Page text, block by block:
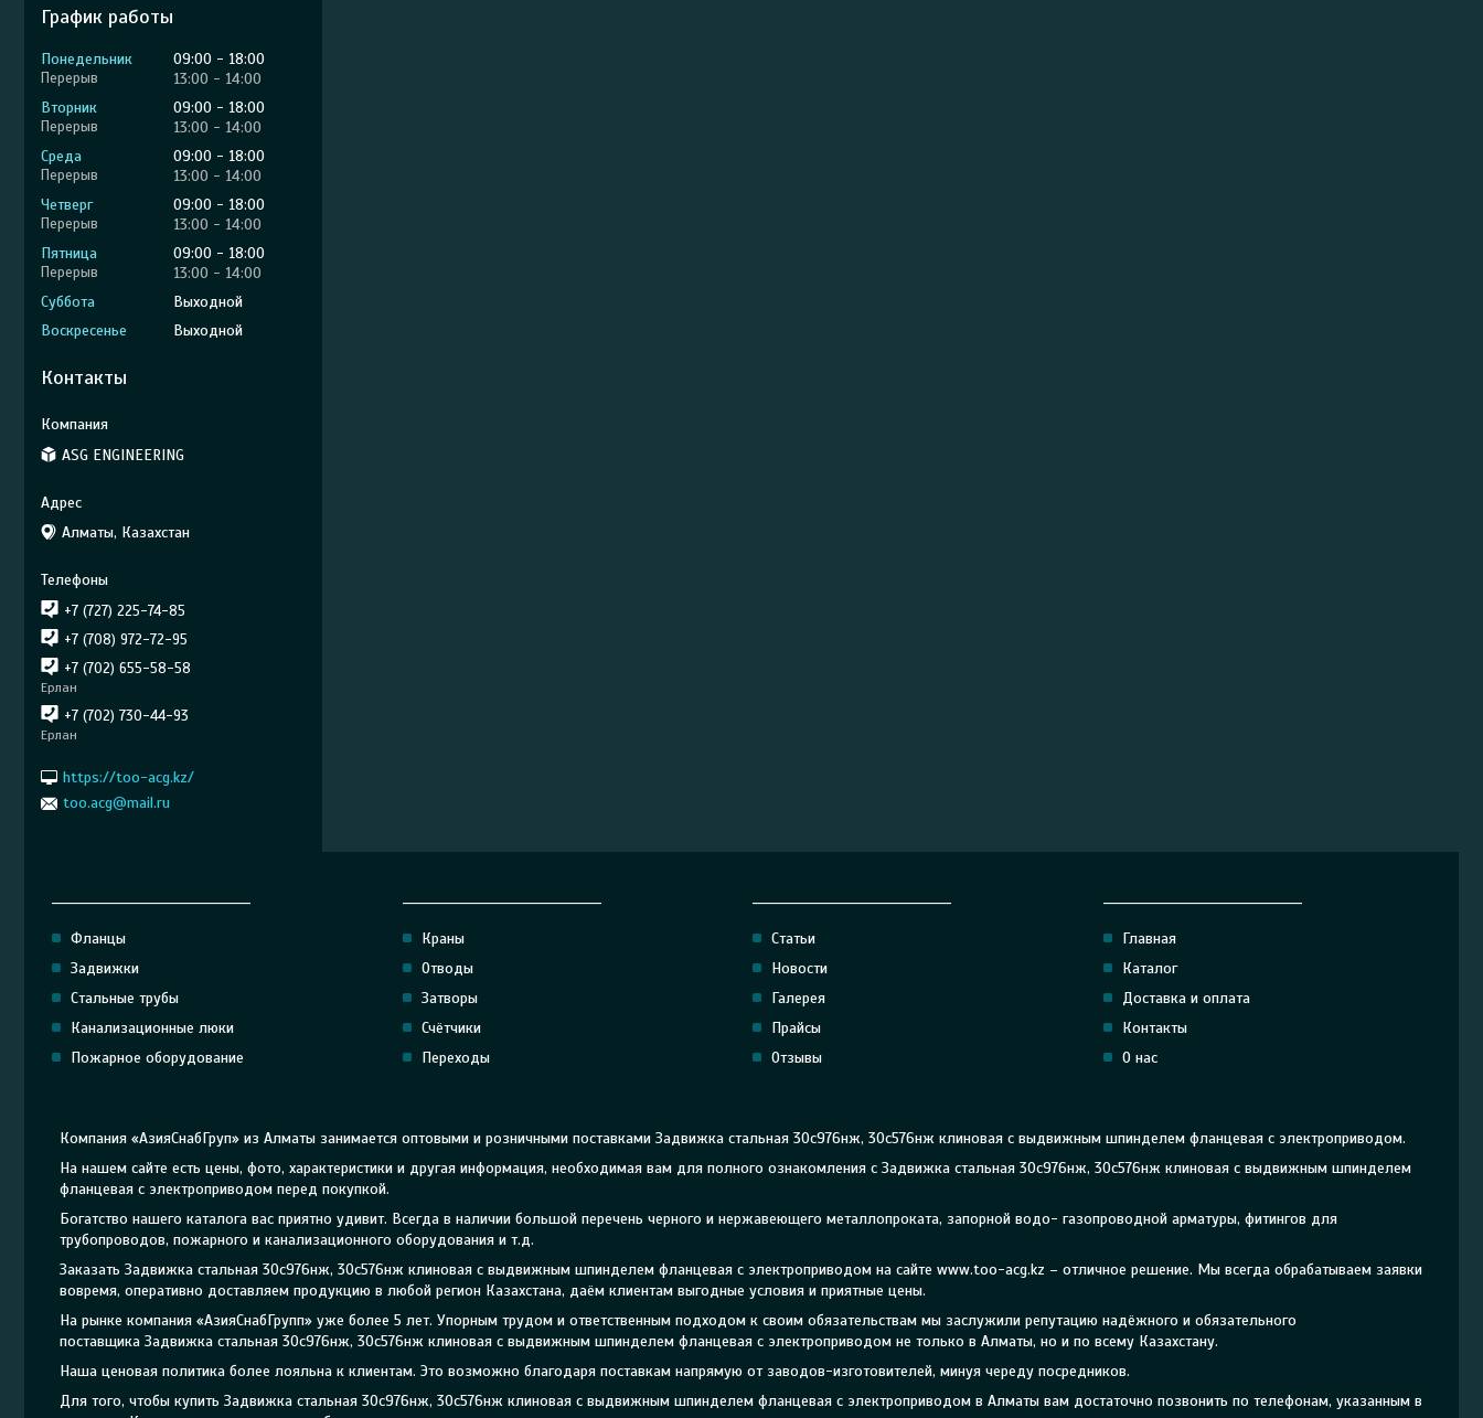
График работы
Понедельник 09:00
18:00
13:00
14:00
Вторник
09:00
18:00
13:00
14:00
Среда
09:00
18:00
13:00
14:00
Четверг
09:00
18:00
13:00
14:00
Пятница
09:00
18:00
13:00
14:00
Суббота
Выходной
Воскресенье
Выходной
Контакты
ASG ENGINEERING
Алматы, Казахстан
+7 (727) 225-74-85
+7 (708) 972-72-95
+7 (702) 655-58-58
Ерлан
+7 (702) 730-44-93
Ерлан
https://too-acg.kz/
too.acg@mail.ru
Фланцы
Задвижки
Стальные трубы
Канализационные люки
Пожарное оборудование
Краны
Отводы
Затворы
Счётчики
Переходы
Статьи
Новости
Галерея
Прайсы
Отзывы
Главная
Каталог
Доставка и оплата
Контакты
О нас
Компания «АзияСнабГруп» из Алматы занимается оптовыми и розничными поставками Задвижка стальная 30с976нж, 30с576нж клиновая с выдвижным шпинделем фланцевая с электроприводом.
На нашем сайте есть цены, фото, характеристики и другая информация, необходимая вам для полного ознакомления с Задвижка стальная 30с976нж, 30с576нж клиновая с выдвижным шпинделем
фланцевая с электроприводом перед покупкой.
Богатство нашего каталога вас приятно удивит. Всегда в наличии большой перечень черного и нержавеющего металлопроката, запорной водо- газопроводной арматуры, фитингов для
трубопроводов, пожарного и канализационного оборудования и т.д.
Заказать Задвижка стальная 30с976нж, 30с576нж клиновая с выдвижным шпинделем фланцевая с электроприводом на сайте www.too-acg.kz – отличное решение. Мы всегда обрабатываем заявки
вовремя, оперативно доставляем продукцию в любой регион Казахстана, даём клиентам выгодные условия и приятные цены.
На рынке компания «АзияСнабГрупп» уже более 5 лет. Упорным трудом и ответственным подходом к своим обязательствам мы заслужили репутацию надёжного и обязательного
поставщика Задвижка стальная 30с976нж, 30с576нж клиновая с выдвижным шпинделем фланцевая с электроприводом не только в Алматы, но и по всему Казахстану.
Наша ценовая политика более лояльна к клиентам. Это возможно благодаря поставкам напрямую от заводов-изготовителей, минуя череду посредников.
Для того, чтобы купить Задвижка стальная 30с976нж, 30с576нж клиновая с выдвижным шпинделем фланцевая с электроприводом в Алматы вам достаточно позвонить по телефонам, указанным в